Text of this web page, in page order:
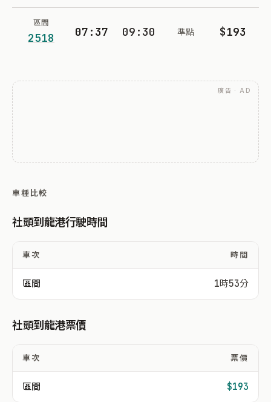
區間
2518 07:37 09:30 準點 $193
廣告 · AD
車種比較
社頭到龍港行駛時間
車次 時間
區間 1時53分
社頭到龍港票價
車次 票價
區間 $193